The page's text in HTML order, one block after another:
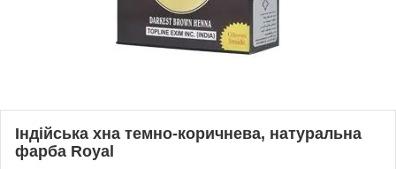
Індійська хна темно-коричнева, натуральна
фарба Royal